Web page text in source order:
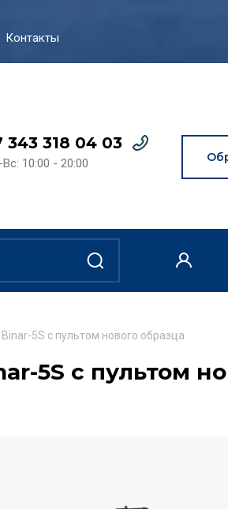
Контакты
343 318 04 03
10:00 - 20:00
5S с пультом нового образца
5S с пультом